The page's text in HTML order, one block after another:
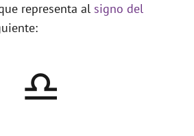
representa al signo del
♎